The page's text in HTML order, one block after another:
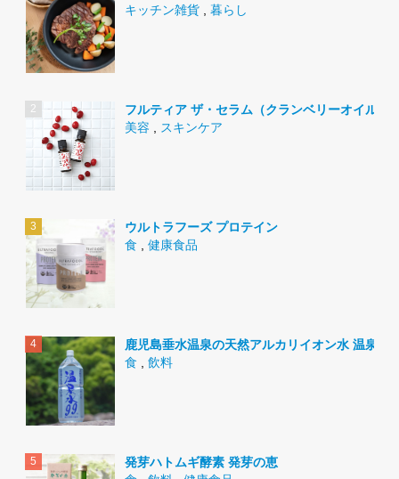
キッチン雑貨
暮らし
フルティア ザ・セラム（クランベリーオイル）
美容
スキンケア
ウルトラフーズ プロテイン
食
健康食品
鹿児島垂水温泉の天然アルカリイオン水 温泉水
食
飲料
発芽ハトムギ酵素 発芽の恵